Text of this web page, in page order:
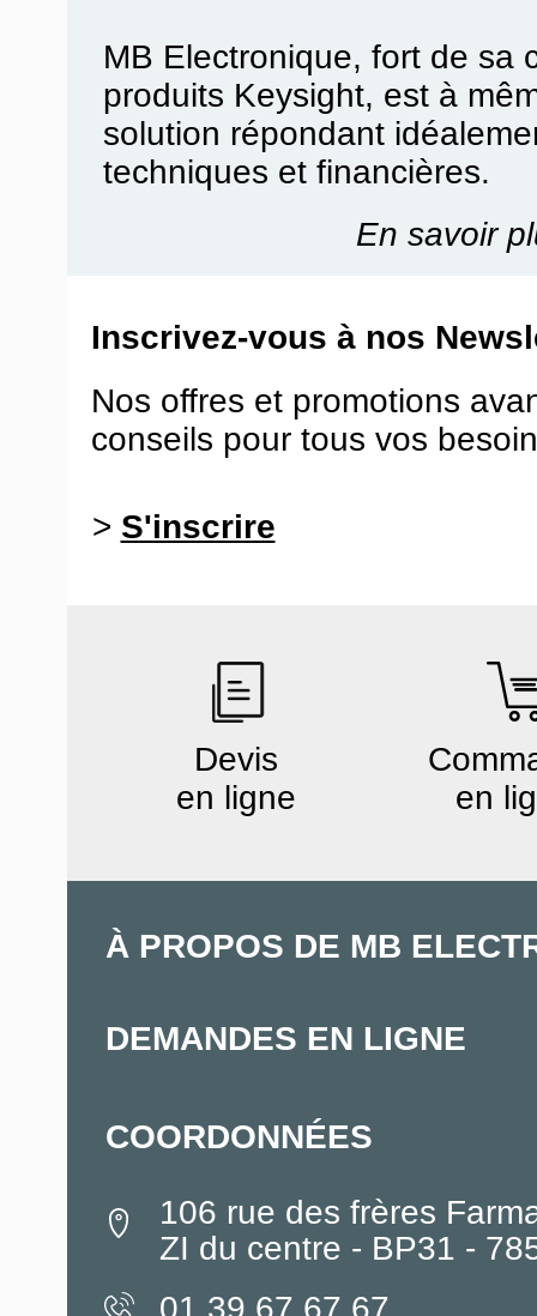
MB Electronique, fort de sa
produits Keysight, est à
solution répondant
techniques et financières.
En savoir
Inscrivez-vous à nos
Nos offres et promotions
conseils pour tous vos
> S'inscrire
Devis
en ligne
en
À PROPOS DE MB
DEMANDES EN LIGNE
COORDONNÉES
106 rue des frères
ZI du centre - BP31 -
01.39.67.67.67